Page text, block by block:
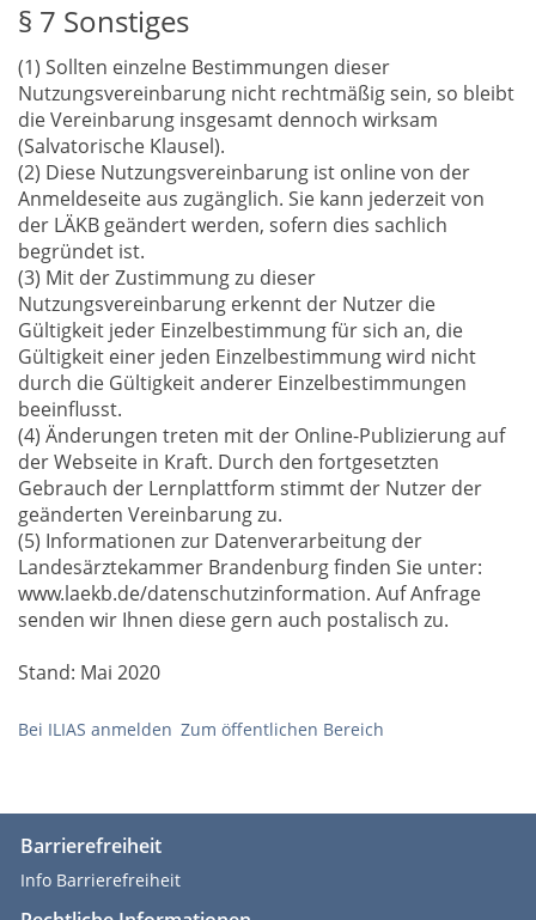
§ 7 Sonstiges
(1) Sollten einzelne Bestimmungen dieser
Nutzungsvereinbarung nicht rechtmäßig sein, so bleibt
die Vereinbarung insgesamt dennoch wirksam
(Salvatorische Klausel).
(2) Diese Nutzungsvereinbarung ist online von der
Anmeldeseite aus zugänglich. Sie kann jederzeit von
der LÄKB geändert werden, sofern dies sachlich
begründet ist.
(3) Mit der Zustimmung zu dieser
Nutzungsvereinbarung erkennt der Nutzer die
Gültigkeit jeder Einzelbestimmung für sich an, die
Gültigkeit einer jeden Einzelbestimmung wird nicht
durch die Gültigkeit anderer Einzelbestimmungen
beeinflusst.
(4) Änderungen treten mit der Online-Publizierung auf
der Webseite in Kraft. Durch den fortgesetzten
Gebrauch der Lernplattform stimmt der Nutzer der
geänderten Vereinbarung zu.
(5) Informationen zur Datenverarbeitung der
Landesärztekammer Brandenburg finden Sie unter:
www.laekb.de/datenschutzinformation. Auf Anfrage
senden wir Ihnen diese gern auch postalisch zu.
Stand: Mai 2020
Bei ILIAS anmelden Zum öffentlichen Bereich
Barrierefreiheit
Info Barrierefreiheit